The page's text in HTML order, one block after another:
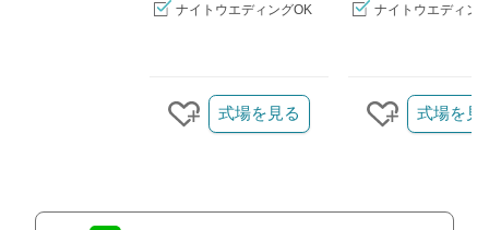
ナイトウエディングOK
ナイトウエディン
クリップする
式場を見る
クリップす
式場を見